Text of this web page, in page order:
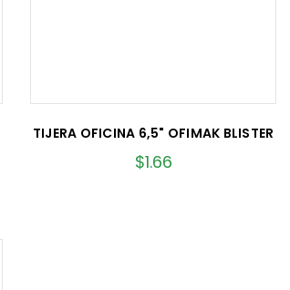
TIJERA OFICINA 6,5" OFIMAK BLISTER
$1.66